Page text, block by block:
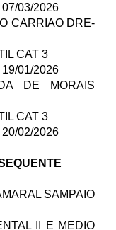
03/2026
CARRIAO DRE-
CAT 3
01/2026
DE MORAIS
CAT 3
02/2026
SAMPAIO
II E MEDIO